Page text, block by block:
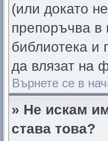
(или докато
препоръчва в
библиотека и
да влязат на
Върнете се в
» Не искам
става това?